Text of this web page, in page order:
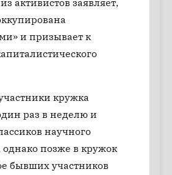
активистов заявляет,
и призывает к
кружка
раз в неделю и
научного
позже в кружок
бывших участников